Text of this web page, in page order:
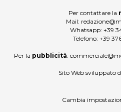
Per contattare la
Mail:
Whatsapp: +39
Telefono: +39
Per la pubblicità:
Sito Web sviluppato
Cambia